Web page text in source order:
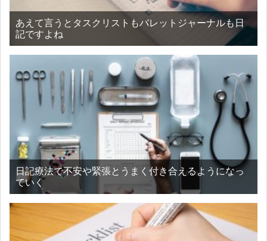
あえて言うとタスクリストもバレットジャーナルも日
記ですよね
日記療法で不安や緊張とうまく付き合えるようになっ
ていく